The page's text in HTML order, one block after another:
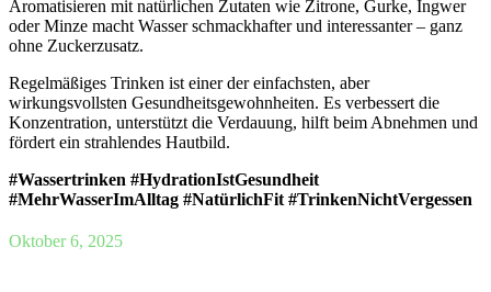
Aromatisieren mit natürlichen Zutaten wie Zitrone, Gurke, Ingwer
oder Minze macht Wasser schmackhafter und interessanter – ganz
ohne Zuckerzusatz.
Regelmäßiges Trinken ist einer der einfachsten, aber
wirkungsvollsten Gesundheitsgewohnheiten. Es verbessert die
Konzentration, unterstützt die Verdauung, hilft beim Abnehmen und
fördert ein strahlendes Hautbild.
#Wassertrinken #HydrationIstGesundheit
#MehrWasserImAlltag #NatürlichFit #TrinkenNichtVergessen
Oktober 6, 2025